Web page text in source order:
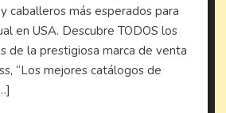
caballeros más esperados para
en USA. Descubre TODOS los
de la prestigiosa marca de venta
“Los mejores catálogos de